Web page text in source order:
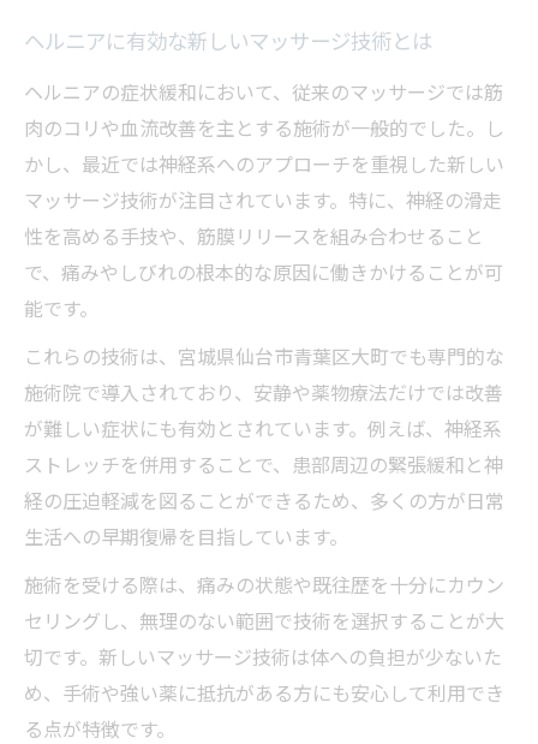
ヘルニアに悩む方へ神経系ストレッチの効
果解説
腰痛緩和に役立つヘルニア対応ストレッチ
の特徴
ヘルニア症状を和らげる神経アプローチの
善の鍵
ヘルニア緩和に効く神経系ストレッチの進
め方
薬に頼らないヘルニア対策の新常識
ヘルニア改善を目指す薬以外の選択肢を知
マッサージとストレッチで叶うヘルニア根
本改善
ヘルニアの再発予防に役立つ生活改善ポイ
ント
ヘルニアに有効な新しいマッサージ技術とは
ヘルニアの症状緩和において、従来のマッサージでは筋
肉のコリや血流改善を主とする施術が一般的でした。し
かし、最近では神経系へのアプローチを重視した新しい
マッサージ技術が注目されています。特に、神経の滑走
性を高める手技や、筋膜リリースを組み合わせること
で、痛みやしびれの根本的な原因に働きかけることが可
能です。
これらの技術は、宮城県仙台市青葉区大町でも専門的な
施術院で導入されており、安静や薬物療法だけでは改善
が難しい症状にも有効とされています。例えば、神経系
ストレッチを併用することで、患部周辺の緊張緩和と神
経の圧迫軽減を図ることができるため、多くの方が日常
生活への早期復帰を目指しています。
施術を受ける際は、痛みの状態や既往歴を十分にカウン
セリングし、無理のない範囲で技術を選択することが大
切です。新しいマッサージ技術は体への負担が少ないた
め、手術や強い薬に抵抗がある方にも安心して利用でき
る点が特徴です。